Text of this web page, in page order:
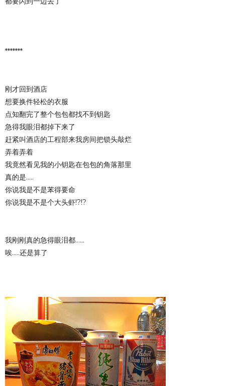
*******
刚才回到酒店
想要换件轻松的衣服
点知翻完了整个包包都找不到钥匙
急得我眼泪都掉下来了
赶紧叫酒店的工程部来我房间把锁头敲烂
弄着弄着
我竟然看见我的小钥匙在包包的角落那里
真的是.....
你说我是不是苯得要命
你说我是不是个大头虾!?!?
我刚刚真的急得眼泪都......
唉.....还是算了